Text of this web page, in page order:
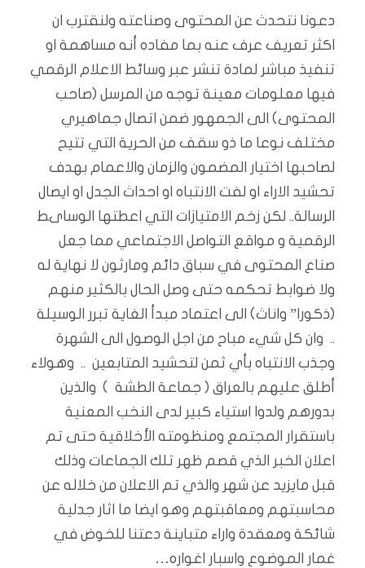
دعونا نتحدث عن المحتوى وصناعته ولنقترب ان
اكثر تعريف عرف عنه بما مفاده أنه مساهمة او
تنفيذ مباشر لمادة تنشر عبر وسائط الاعلام الرقمي
فيها معلومات معينة توجه من المرسل (صاحب
المحتوى) الى الجمهور ضمن اتصال جماهيري
مختلف نوعا ما ذو سقف من الحرية التي تتيح
لصاحبها اختيار المضمون والزمان والاعمام بهدف
تحشيد الاراء او لفت الانتباه او احداث الجدل او ايصال
الرسالة.. لكن زخم الامتيازات التي اعطتها الوساىط
الرقمية و مواقع التواصل الاجتماعي مما جعل
صناع المحتوى في سباق دائم ومارثون لا نهاية له
ولا ضوابط تحكمه حتى وصل الحال بالكثير منهم
(ذكورا” واناث) الى اعتماد مبدأ الغاية تبرر الوسيلة
.. وان كل شيء مباح من اجل الوصول الى الشهرة
وجذب الانتباه بأي ثمن لتحشيد المتابعين .. وهولاء
أطلق عليهم بالعراق ( جماعة الطشة ) والذين
بدورهم ولدوا استياء كبير لدى النخب المعنية
باستقرار المجتمع ومنظومته الأخلاقية حتى تم
اعلان الخبر الذي قصم ظهر تلك الجماعات وذلك
قبل مايزيد عن شهر والذي تم الاعلان من خلاله عن
محاسبتهم ومعاقبتهم وهو ايضا ما اثار جدلية
شائكة ومعقدة واراء متباينة دعتنا للخوض في
غمار الموضوع واسبار اغواره…